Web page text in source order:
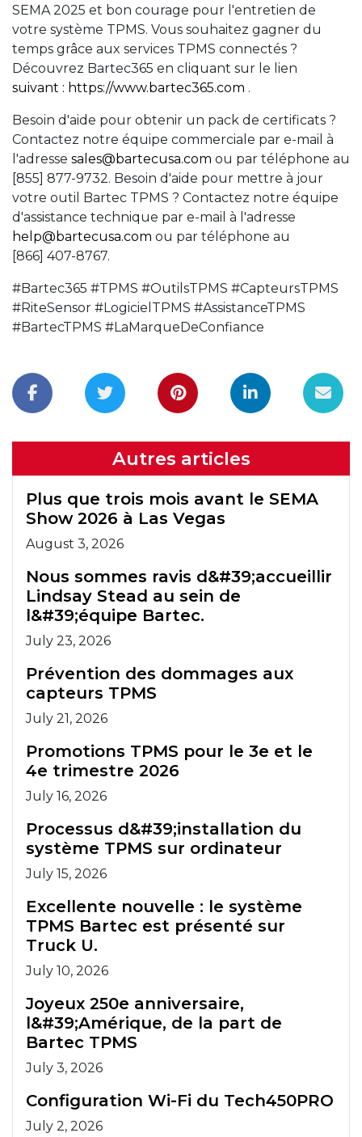
SEMA 2025 et bon courage pour l'entretien de
votre système TPMS. Vous souhaitez gagner du
temps grâce aux services TPMS connectés ?
Découvrez Bartec365 en cliquant sur le lien
suivant : https://www.bartec365.com .
Besoin d'aide pour obtenir un pack de certificats ?
Contactez notre équipe commerciale par e-mail à
l'adresse sales@bartecusa.com ou par téléphone au
[855] 877-9732. Besoin d'aide pour mettre à jour
votre outil Bartec TPMS ? Contactez notre équipe
d'assistance technique par e-mail à l'adresse
help@bartecusa.com ou par téléphone au
[866] 407-8767.
#Bartec365 #TPMS #OutilsTPMS #CapteursTPMS
#RiteSensor #LogicielTPMS #AssistanceTPMS
#BartecTPMS #LaMarqueDeConfiance
Autres articles
Plus que trois mois avant le SEMA
Show 2026 à Las Vegas
August 3, 2026
Nous sommes ravis d&#39;accueillir
Lindsay Stead au sein de
l&#39;équipe Bartec.
July 23, 2026
Prévention des dommages aux
capteurs TPMS
July 21, 2026
Promotions TPMS pour le 3e et le
4e trimestre 2026
July 16, 2026
Processus d&#39;installation du
système TPMS sur ordinateur
July 15, 2026
Excellente nouvelle : le système
TPMS Bartec est présenté sur
Truck U.
July 10, 2026
Joyeux 250e anniversaire,
l&#39;Amérique, de la part de
Bartec TPMS
July 3, 2026
Configuration Wi-Fi du Tech450PRO
July 2, 2026